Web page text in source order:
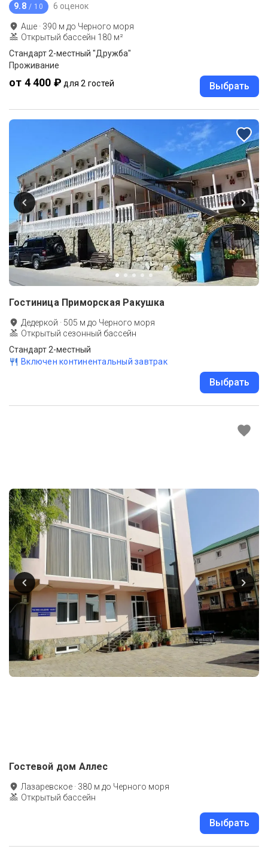
9.8 / 10 6 оценок
Аше · 390 м до Черного моря
Открытый бассейн 180 м²
Стандарт 2-местный "Дружба"
Проживание
от 4 400 ₽ для 2 гостей Выбрать
Гостиница Приморская Ракушка
Дедеркой · 505 м до Черного моря
Открытый сезонный бассейн
Стандарт 2-местный
Включен континентальный завтрак
Выбрать
Гостевой дом Аллес
Лазаревское · 380 м до Черного моря
Открытый бассейн
Выбрать